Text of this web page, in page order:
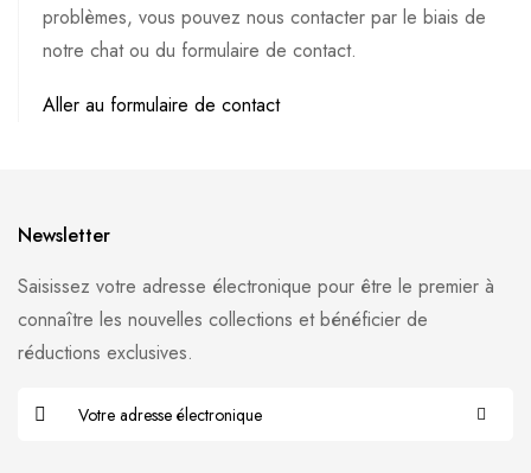
problèmes, vous pouvez nous contacter par le biais de
notre chat ou du formulaire de contact.
Aller au formulaire de contact
Newsletter
Saisissez votre adresse électronique pour être le premier à
connaître les nouvelles collections et bénéficier de
réductions exclusives.